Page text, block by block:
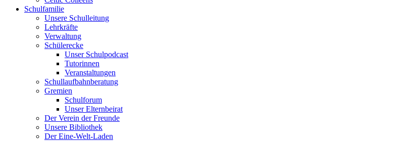
Schulfamilie
Unsere Schulleitung
Lehrkräfte
Verwaltung
Schülerecke
Unser Schulpodcast
Tutorinnen
Veranstaltungen
Schullaufbahnberatung
Gremien
Schulforum
Unser Elternbeirat
Der Verein der Freunde
Unsere Bibliothek
Der Eine-Welt-Laden